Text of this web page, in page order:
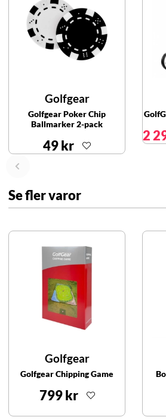
Golfgear
Golfgear Poker Chip
Ballmarker 2-pack
49 kr
2
Se fler varor
Golfgear
Golfgear Chipping Game
799 kr